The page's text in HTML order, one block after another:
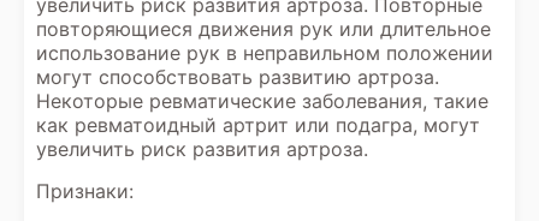
увеличить риск развития артроза. Повторные
повторяющиеся движения рук или длительное
использование рук в неправильном положении
могут способствовать развитию артроза.
Некоторые ревматические заболевания, такие
как ревматоидный артрит или подагра, могут
увеличить риск развития артроза.
Признаки: